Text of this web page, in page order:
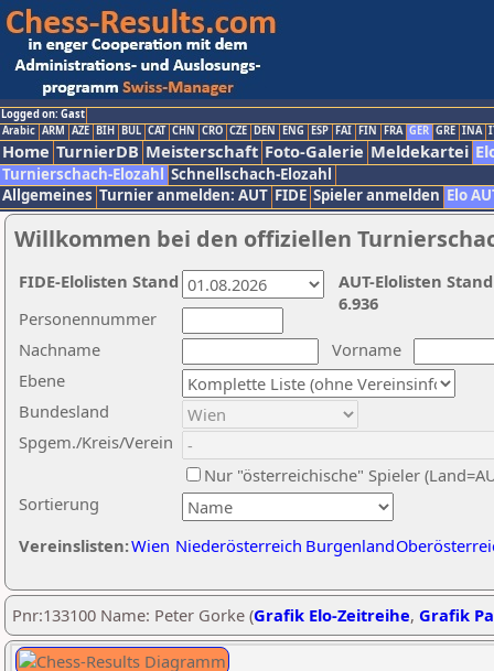
Logged on: Gast
Arabic ARM AZE BIH BUL CAT CHN CRO CZE DEN ENG ESP FAI FIN FRA GER GRE INA
Home TurnierDB Meisterschaft Foto-Galerie Meldekartei
Turnierschach-Elozahl Schnellschach-Elozahl
Allgemeines Turnier anmelden: AUT FIDE Spieler anmelden Elo
Willkommen bei den offiziellen
Nachname
Vorname
Ebene
Sortierung
Personennummer
Bundesland
Spgem./Kreis/Verein
Nur "österreichische" Spieler
Vereinslisten:Wien Niederösterreich Burgenland
AUT-Elolisten
6.936
FIDE-Elolisten Stand
Pnr:133100 Name: Peter Gorke (Grafik Elo-Zeitreihe, Grafik